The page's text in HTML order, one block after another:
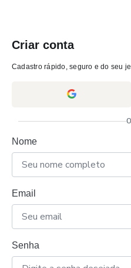
Criar conta
Cadastro rápido, seguro e do seu
Nome
Email
Senha